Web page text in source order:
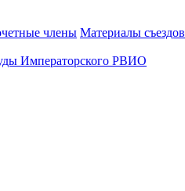
члены Материалы съездов
Императорского РВИО